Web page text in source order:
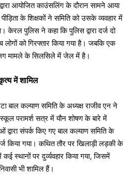
आयोजित काउंसलिंग के दौरान सामने आया
के शिक्षकों ने समिति को उसके व्यवहार में
केरल पुलिस ने कहा कि पुलिस द्वारा दर्ज दो
लोगों को गिरफ्तार किया गया है। जबकि एक
मामले के सिलसिले में जेल में है।
में शामिल
बाल कल्याण समिति के अध्यक्ष राजीव एन ने
स्कूल परामर्श सत्र में यौन शोषण के बारे में
द्वारा संपर्क किए गए बाल कल्याण समिति के
किया गया। कथित तौर पर खिलाड़ी लड़की के
स्थानों पर दुर्व्यवहार किया गया, जिसमें
भी शामिल हैं।